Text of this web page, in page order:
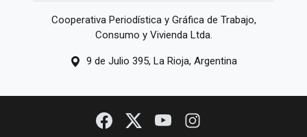
Cooperativa Periodística y Gráfica de Trabajo,
Consumo y Vivienda Ltda.
9 de Julio 395, La Rioja, Argentina